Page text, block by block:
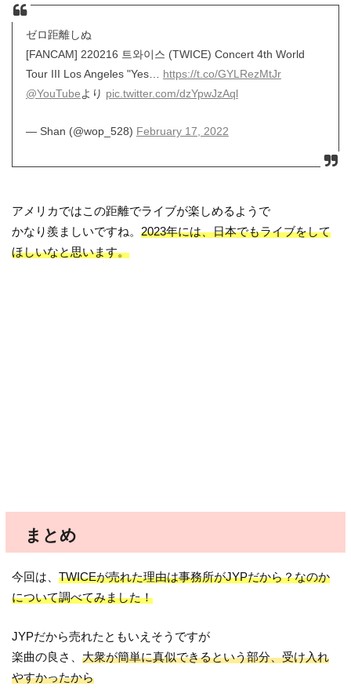
ゼロ距離しぬ
[FANCAM] 220216 트와이스 (TWICE) Concert 4th World
Tour III Los Angeles "Yes… https://t.co/GYLRezMtJr
@YouTubeより pic.twitter.com/dzYpwJzAql
— Shan (@wop_528) February 17, 2022
アメリカではこの距離でライブが楽しめるようで
かなり羨ましいですね。2023年には、日本でもライブをして
ほしいなと思います。
まとめ
今回は、TWICEが売れた理由は事務所がJYPだから？なのか
について調べてみました！
JYPだから売れたともいえそうですが
楽曲の良さ、大衆が簡単に真似できるという部分、受け入れ
やすかったから